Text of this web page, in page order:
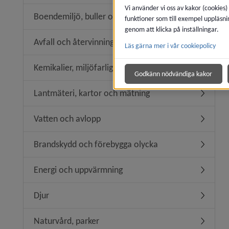
Boendemiljö, buller och luftkvalitet
Avfall och återvinning
Kemikalier, miljöfarlig verksamhet
Lantmäteri, kartor och mätning
Vatten och avlopp
Brandskydd och förebygga olycka
Energi och uppvärmning
Djur
Naturvård, parker
Vi använder vi oss av kakor
funktioner som till exempel
genom att klicka på inställningar.
Läs gärna mer i vår cookiepolicy
Godkänn nödvändiga kakor